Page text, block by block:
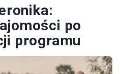
po
programu